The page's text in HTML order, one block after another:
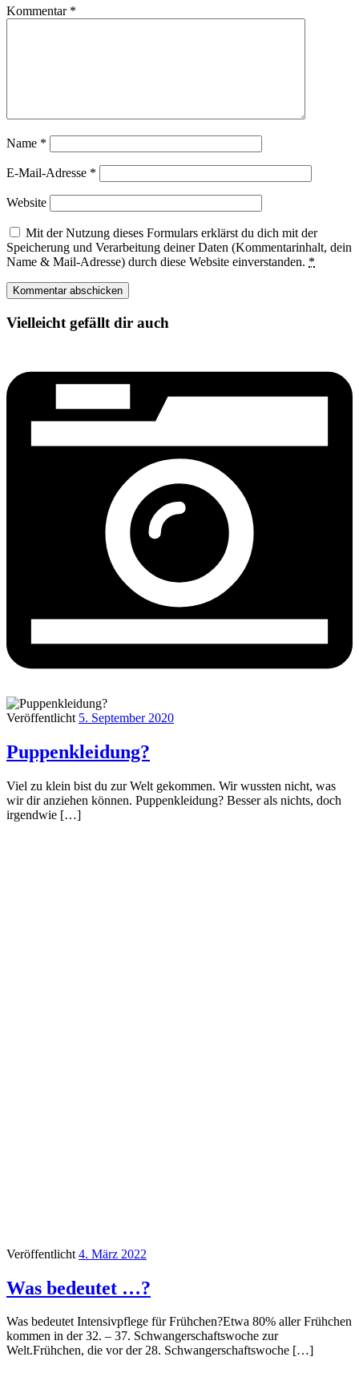
Kommentar *
Name *
E-Mail-Adresse *
Website
Mit der Nutzung dieses Formulars erklärst du dich mit der
Speicherung und Verarbeitung deiner Daten (Kommentarinhalt, dein
Name & Mail-Adresse) durch diese Website einverstanden. *
Vielleicht gefällt dir auch
Veröffentlicht 5. September 2020
Puppenkleidung?
Viel zu klein bist du zur Welt gekommen. Wir wussten nicht, was
wir dir anziehen können. Puppenkleidung? Besser als nichts, doch
irgendwie […]
Veröffentlicht 4. März 2022
Was bedeutet …?
Was bedeutet Intensivpflege für Frühchen?Etwa 80% aller Frühchen
kommen in der 32. – 37. Schwangerschaftswoche zur
Welt.Frühchen, die vor der 28. Schwangerschaftswoche […]